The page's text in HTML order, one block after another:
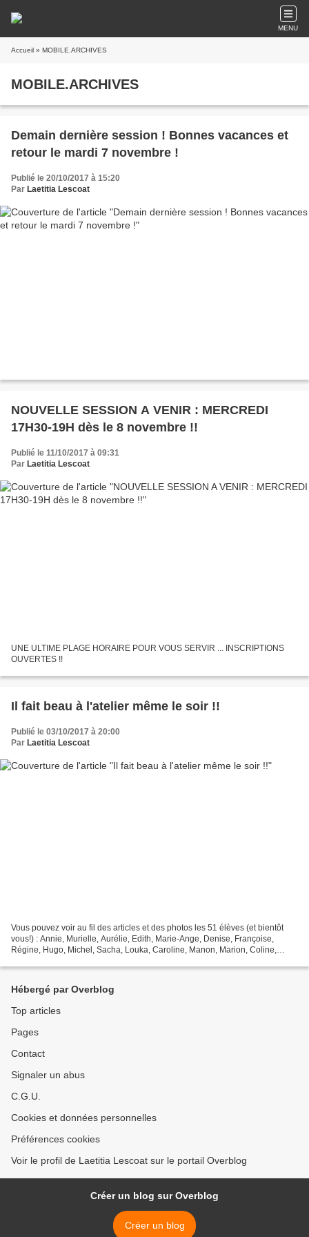
MENU
Accueil » MOBILE.ARCHIVES
MOBILE.ARCHIVES
Demain dernière session ! Bonnes vacances et
retour le mardi 7 novembre !
Publié le 20/10/2017 à 15:20
Par Laetitia Lescoat
NOUVELLE SESSION A VENIR : MERCREDI
17H30-19H dès le 8 novembre !!
Publié le 11/10/2017 à 09:31
Par Laetitia Lescoat
UNE ULTIME PLAGE HORAIRE POUR VOUS SERVIR ... INSCRIPTIONS
OUVERTES !!
Il fait beau à l'atelier même le soir !!
Publié le 03/10/2017 à 20:00
Par Laetitia Lescoat
Vous pouvez voir au fil des articles et des photos les 51 élèves (et bientôt
vous!) : Annie, Murielle, Aurélie, Edith, Marie-Ange, Denise, Françoise,
Régine, Hugo, Michel, Sacha, Louka, Caroline, Manon, Marion, Coline,
Hébergé par Overblog
Top articles
Pages
Contact
Signaler un abus
C.G.U.
Cookies et données personnelles
Préférences cookies
Voir le profil de Laetitia Lescoat sur le portail Overblog
Créer un blog sur Overblog
Créer un blog